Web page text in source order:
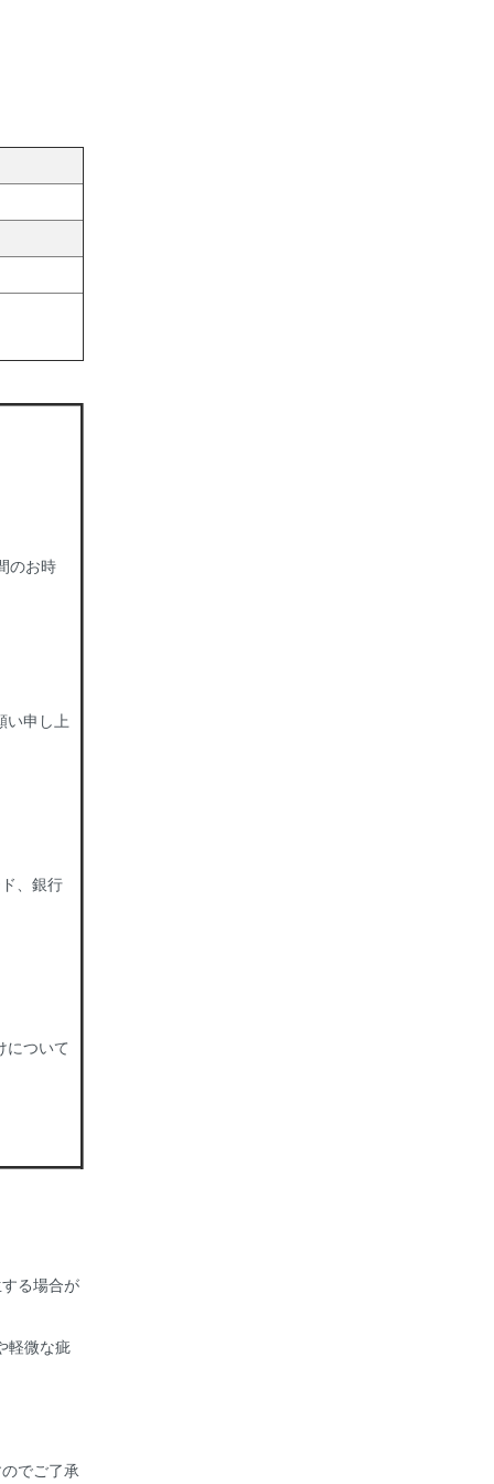
のお時
い申し上
、銀行
について
る場合が
軽微な疵
でご了承